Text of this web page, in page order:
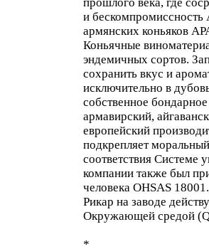
и бескомпромиссность
армянских коньяков
Коньячные
эндемичных сортов.
сохранить вкус и
исключительно в
собственное
армавирский,
европейский
подкрепляет
соответствия
компании также был
человека OHSAS
Рикар на заводе
Окружающей средой
*